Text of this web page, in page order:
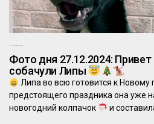
Фото дня 27.12.2024:
собачули Липы
Липа во всю готовится к Новому
предстоящего праздника она уже
новогодний колпачок
и